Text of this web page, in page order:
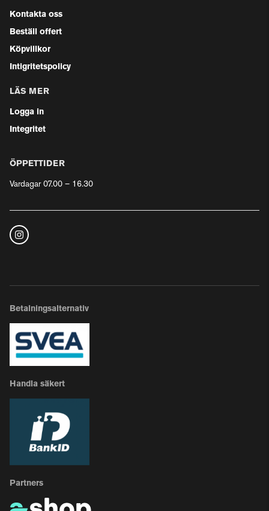
Kontakta oss
Beställ offert
Köpvillkor
Intigritetspolicy
LÄS MER
Logga in
Integritet
ÖPPETTIDER
Vardagar 07.00 – 16.30
Betalningsalternativ
Handla säkert
Partners